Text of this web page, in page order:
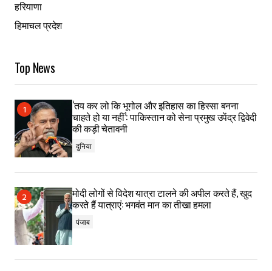
हरियाणा
हिमाचल प्रदेश
Top News
‘तय कर लो कि भूगोल और इतिहास का हिस्सा बनना
चाहते हो या नहीं’: पाकिस्तान को सेना प्रमुख उपेंद्र द्विवेदी
की कड़ी चेतावनी
दुनिया
मोदी लोगों से विदेश यात्रा टालने की अपील करते हैं, खुद
करते हैं यात्राएं: भगवंत मान का तीखा हमला
पंजाब